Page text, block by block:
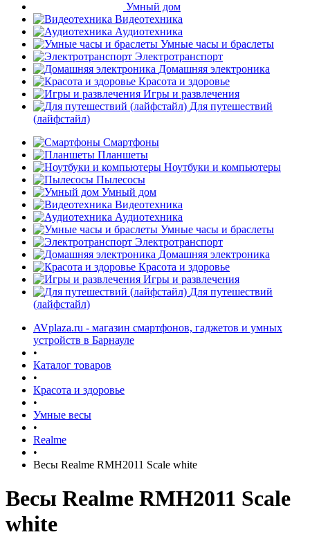
Умный дом
Видеотехника
Аудиотехника
Умные часы и браслеты
Электротранспорт
Домашняя электроника
Красота и здоровье
Игры и развлечения
Для путешествий
(лайфстайл)
Смартфоны
Планшеты
Ноутбуки и компьютеры
Пылесосы
Умный дом
Видеотехника
Аудиотехника
Умные часы и браслеты
Электротранспорт
Домашняя электроника
Красота и здоровье
Игры и развлечения
Для путешествий
(лайфстайл)
AVplaza.ru - магазин смартфонов, гаджетов и умных
устройств в Барнауле
•
Каталог товаров
•
Красота и здоровье
•
Умные весы
•
Realme
•
Весы Realme RMH2011 Scale white
Весы Realme RMH2011 Scale
white
раз в 2 недели